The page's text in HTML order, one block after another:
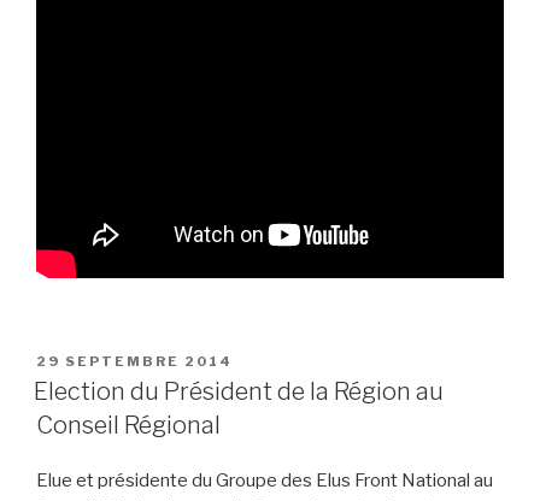
PUBLIÉ
LE
29 SEPTEMBRE 2014
Election du Président de la Région au
Conseil Régional
Elue et présidente du Groupe des Elus Front National au